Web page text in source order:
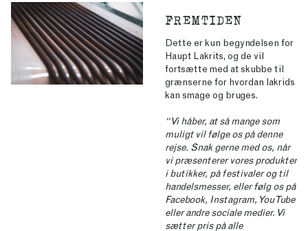
FREMTIDEN
Dette er kun begyndelsen for
Haupt Lakrits, og de vil
fortsætte med at skubbe til
grænserne for hvordan lakrids
kan smage og bruges.
“Vi håber, at så mange som
muligt vil følge os på denne
rejse. Snak gerne med os, når
vi præsenterer vores produkter
i butikker, på festivaler og til
handelsmesser, eller følg os på
Facebook, Instagram, YouTube
eller andre sociale medier. Vi
sætter pris på alle